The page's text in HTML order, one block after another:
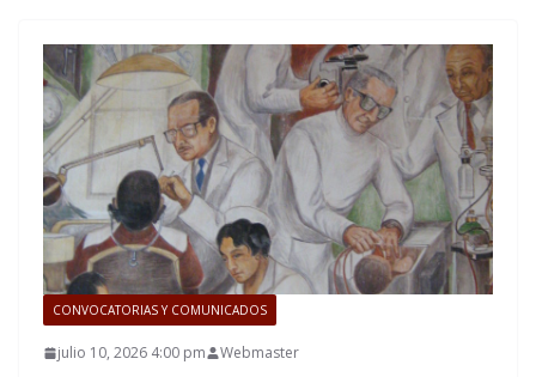
CONVOCATORIAS Y COMUNICADOS
julio 10, 2026 4:00 pm Webmaster